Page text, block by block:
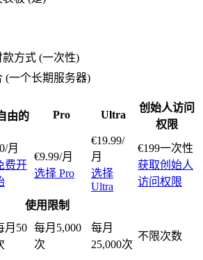
款方式 (一次性)
(一个长期服务器)
由的 Pro Ultra
创始人访问
权限
0/月
费开
€9.99/月
选择 Pro
€19.99/
月
选择
Ultra
€199一次性
获取创始人
访问权限
使用限制
月50 每月5,000
次
每月
25,000次
不限次数